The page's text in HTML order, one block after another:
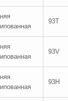
93T
93V
93H